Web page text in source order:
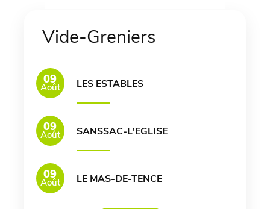
Vide-Greniers
09
Août LES ESTABLES
09
Août SANSSAC-L'EGLISE
09
Août LE MAS-DE-TENCE